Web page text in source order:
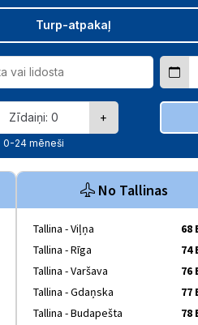
Turp-atpakaļ
+
0-24 mēneši
No Tallinas
Tallina - Viļņa
68
Tallina - Rīga
74
Tallina - Varšava
76
Tallina - Gdaņska
77
Tallina - Budapešta
78